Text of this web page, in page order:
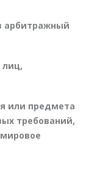
арбитражный
лиц,
или предмета
требований,